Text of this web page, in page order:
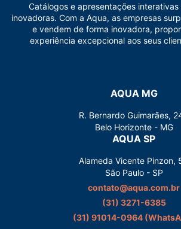
Catálogos e apresentações
inovadoras. Com a Aqua, as empresas
e vendem de forma inovadora,
experiência excepcional aos seus
AQUA MG
R. Bernardo Guimarães,
Belo Horizonte - MG
AQUA SP
Alameda Vicente Pinzon,
São Paulo - SP
contato@aqua.com.br
(31) 3271-6385
(31) 91014-0964‬